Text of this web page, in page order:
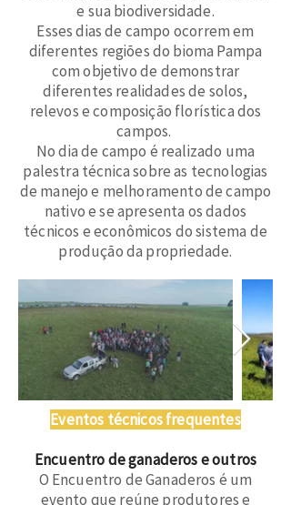
e sua biodiversidade.
Esses dias de campo ocorrem em
diferentes regiões do bioma Pampa
com objetivo de demonstrar
diferentes realidades de solos,
relevos e composição florística dos
campos.
No dia de campo é realizado uma
palestra técnica sobre as tecnologias
de manejo e melhoramento de campo
nativo e se apresenta os dados
técnicos e econômicos do sistema de
produção da propriedade.
Eventos técnicos frequentes
Encuentro de ganaderos e outros
O Encuentro de Ganaderos é um
evento que reúne produtores e